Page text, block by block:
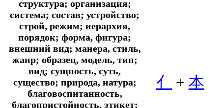
структура; организация;
система; состав; устройство;
строй, режим; иерархия,
порядок; форма, фигура;
внешний вид; манера, стиль,
жанр; образец, модель, тип;
вид; сущность, суть,
существо; природа, натура;
благовоспитанность,
благопристойность, этикет;
亻 + 本